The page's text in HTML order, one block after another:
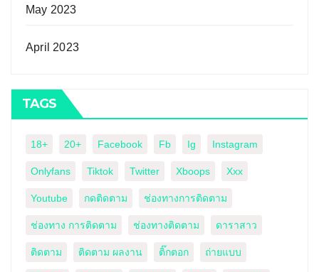
May 2023
April 2023
TAGS
18+ 20+ Facebook Fb Ig Instagram
Onlyfans Tiktok Twitter Xboops Xxx
Youtube กดติดตาม ช่องทางการติดตาม
ช่องทาง การติดตาม ช่องทางติดตาม ดาราสาว
ติดตาม ติดตาม ผลงาน ติ๊กตอก ถ่ายแบบ